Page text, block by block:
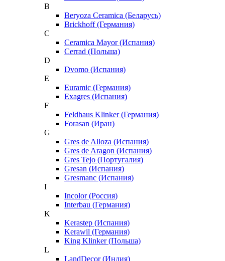
B
Beryoza Ceramica (Беларусь)
Brickhoff (Германия)
C
Ceramica Mayor (Испания)
Cerrad (Польша)
D
Dvomo (Испания)
E
Euramic (Германия)
Exagres (Испания)
F
Feldhaus Klinker (Германия)
Forasan (Иран)
G
Gres de Alloza (Испания)
Gres de Aragon (Испания)
Gres Tejo (Португалия)
Gresan (Испания)
Gresmanc (Испания)
I
Incolor (Россия)
Interbau (Германия)
K
Kerastep (Испания)
Kerawil (Германия)
King Klinker (Польша)
L
LandDecor (Индия)